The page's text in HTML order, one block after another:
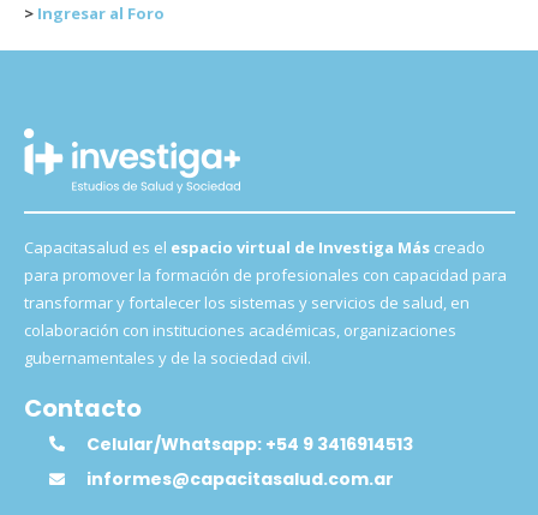
> Ingresar al Foro
Capacitasalud es el espacio virtual de Investiga Máscreado
para promover la formación de profesionales con capacidad para
transformar y fortalecer los sistemas y servicios de salud, en
colaboración con instituciones académicas, organizaciones
gubernamentales y de la sociedad civil.
Contacto
Celular/Whatsapp: +54 9 3416914513
informes@capacitasalud.com.ar